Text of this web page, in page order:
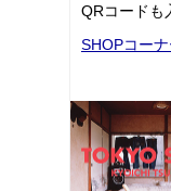
QRコードも
SHOPコー